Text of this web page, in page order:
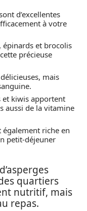
d’excellentes
à votre
épinards et brocolis
précieuse
mais
et kiwis apportent
aussi de la vitamine
également riche en
petit-déjeuner
quartiers
nutritif, mais
repas.